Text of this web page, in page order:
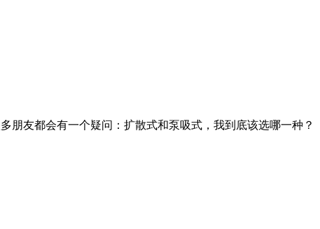
朋友都会有一个疑问：扩散式和泵吸式，我到底该选哪一种？